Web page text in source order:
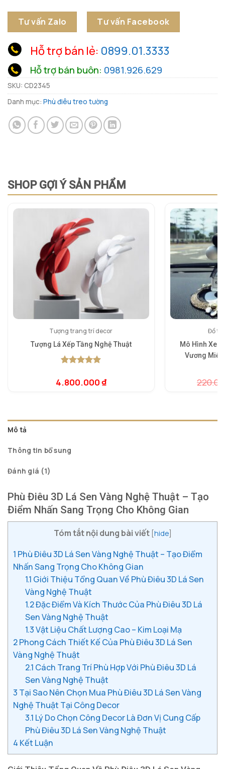
Tư vấn Zalo Tư vấn Facebook
Hỗ trợ bán lẻ: 0899.01.3333
Hỗ trợ bán buôn: 0981.926.629
SKU: CD2345
Danh mục: Phù điêu treo tường
SHOP GỢI Ý SẢN PHẨM
Tượng trang trí decor
Tượng Lá Xếp Tầng Nghệ Thuật
dựa trên
đánh giá
4.800.000₫
Đồ
Mô Hình Xe
Vương Miện
Mô tả
Thông tin bổ sung
Đánh giá (1)
Phù Điêu 3D Lá Sen Vàng Nghệ Thuật – Tạo
Điểm Nhấn Sang Trọng Cho Không Gian
Tóm tắt nội dung bài viết hide]
1 Phù Điêu 3D Lá Sen Vàng Nghệ Thuật – Tạo Điểm
Nhấn Sang Trọng Cho Không Gian
1.1 Giới Thiệu Tổng Quan Về Phù Điêu 3D Lá Sen
Vàng Nghệ Thuật
1.2Đặc Điểm Và Kích Thước Của Phù Điêu 3D Lá
Sen Vàng Nghệ Thuật
1.3Vật Liệu Chất Lượng Cao – Kim Loại Mạ
2Phong Cách Thiết Kế Của Phù Điêu 3D Lá Sen
Vàng Nghệ Thuật
2.1 Cách Trang Trí Phù Hợp Với Phù Điêu 3D Lá
Sen Vàng Nghệ Thuật
3 Tại Sao Nên Chọn Mua Phù Điêu 3D Lá Sen Vàng
Nghệ Thuật Tại Công Decor
3.1 Lý Do Chọn Công Decor Là Đơn Vị Cung Cấp
Phù Điêu 3D Lá Sen Vàng Nghệ Thuật
4 Kết Luận